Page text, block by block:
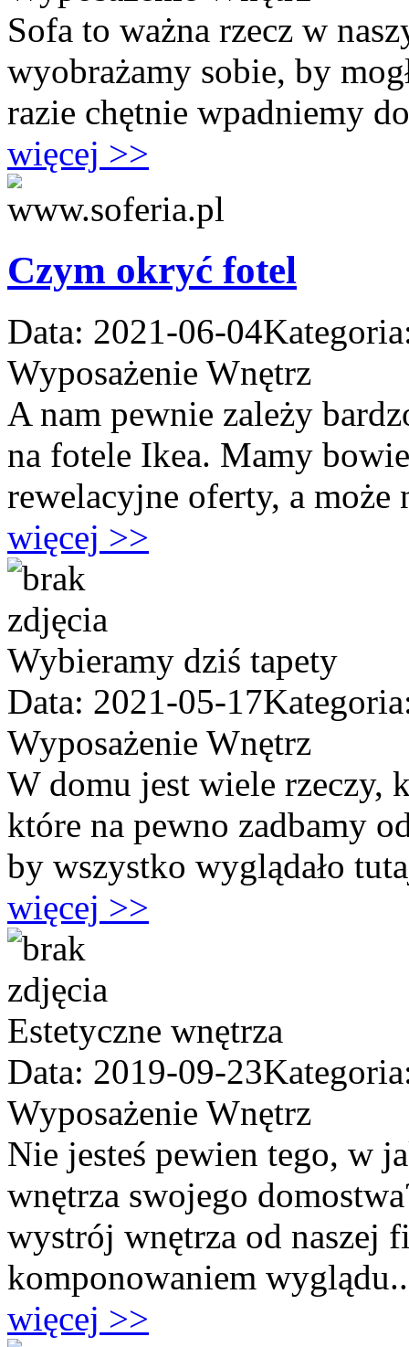
Sofa to ważna rzecz w
wyobrażamy sobie, by
razie chętnie wpadniemy
więcej >>
Czym okryć fotel
Data: 2021-06-04
Wyposażenie Wnętrz
A nam pewnie zależy
na fotele Ikea. Mamy
rewelacyjne oferty, a może
więcej >>
Wybieramy dziś tapety
Data: 2021-05-17
Wyposażenie Wnętrz
W domu jest wiele rzeczy,
które na pewno zadbamy
by wszystko wyglądało
więcej >>
Estetyczne wnętrza
Data: 2019-09-23
Wyposażenie Wnętrz
Nie jesteś pewien tego, w
wnętrza swojego
wystrój wnętrza od naszej
komponowaniem
więcej >>